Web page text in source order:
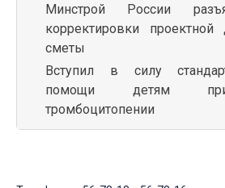
Минстрой России
корректировки
сметы
Вступил в силу
помощи детям
тромбоцитопении